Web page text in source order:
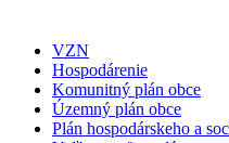
VZN
Hospodárenie
Komunitný plán obce
Územný plán obce
Plán hospodárskeho a